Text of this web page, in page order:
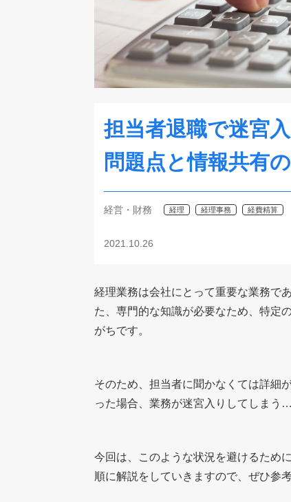
担当者退職で迷宮
問題点と情報共有
経営・財務 経理 経理事務 経費精算
2021.10.26
経理業務は会社にとって重要な業務で
た、専門的な知識が必要なため、特定
がちです。
そのため、担当者に聞かなくては詳細
った場合、業務が迷宮入りしてしまう
今回は、このような状況を避けるため
順に解説をしていきますので、ぜひ参